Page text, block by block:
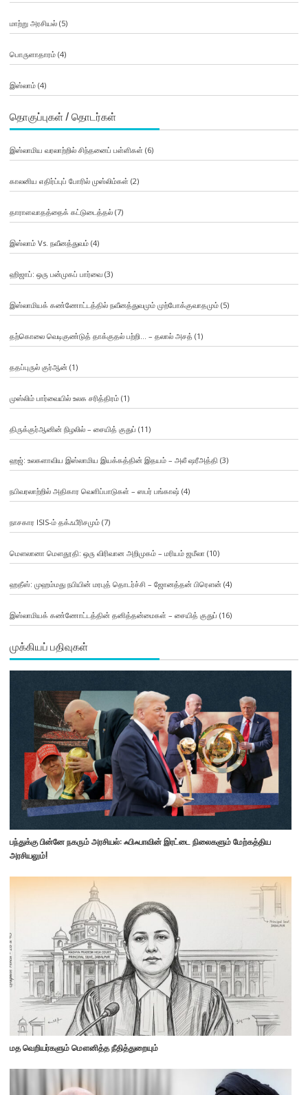
மாற்று அரசியல்(5)
பொருளாதாரம்(4)
இஸ்லாம்(4)
தொகுப்புகள் / தொடர்கள்
இஸ்லாமிய வரலாற்றில் சிந்தனைப் பள்ளிகள் (6)
காலனிய எதிர்ப்புப் போரில் முஸ்லிம்கள் (2)
தாராளவாதத்தைக் கட்டுடைத்தல்(7)
இஸ்லாம் Vs. நவீனத்துவம்(4)
ஹிஜாப்: ஒரு பன்முகப் பார்வை(3)
இஸ்லாமியக் கண்ணோட்டத்தில் நவீனத்துவமும் முற்போக்குவாதமும்(5)
தற்கொலை வெடிகுண்டுத் தாக்குதல் பற்றி… – தலால் அசத் (1)
ததப்புருல் குர்ஆன் (1)
முஸ்லிம் பார்வையில் உலக சரித்திரம்(1)
திருக்குர்ஆனின் நிழலில் – சையித் குதுப் (11)
ஹஜ்: உலகளாவிய இஸ்லாமிய இயக்கத்தின் இதயம் – அலீ ஷரீஅத்தி (3)
நபிவரலாற்றில் அதிகார வெளிப்பாடுகள் – ஸபர் பங்காஷ் (4)
நாசகார ISIS-ம் தக்ஃபீரிசமும்(7)
மௌலானா மௌதூதி: ஒரு விரிவான அறிமுகம் – மரியம் ஜமீலா (10)
ஹதீஸ்: முஹம்மது நபியின் மரபுத் தொடர்ச்சி – ஜோனத்தன் பிரௌன் (4)
இஸ்லாமியக் கண்ணோட்டத்தின் தனித்தன்மைகள் – சையித் குதுப் (16)
முக்கியப் பதிவுகள்
பந்துக்கு பின்னே நகரும் அரசியல்: ஃபிஃபாவின் இரட்டை நிலைகளும் மேற்கத்திய
அரசியலும்!
மத வெறியர்களும் மௌனித்த நீதித்துறையும்